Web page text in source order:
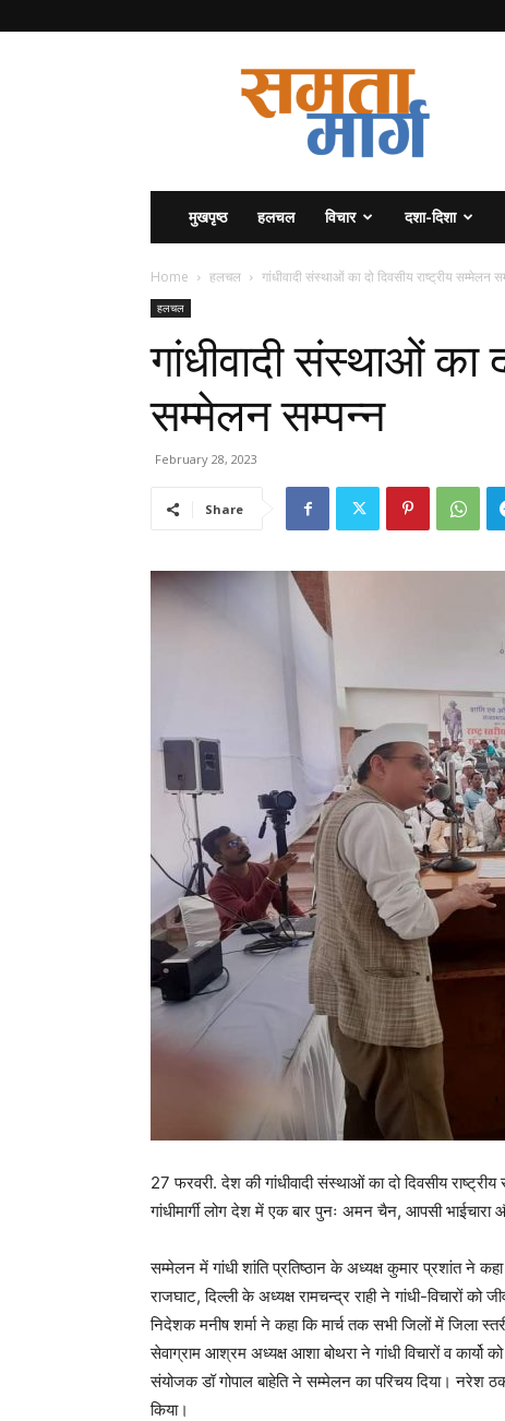
मुखपृष्ठ हलचल विचार दशा-दिशा
Home हलचल गांधीवादी संस्थाओं का दो दिवसीय राष्ट्रीय सम्मेलन
हलचल
गांधीवादी संस्थाओं का
सम्मेलन सम्पन्न
February 28, 2023
Share
27 फरवरी. देश की गांधीवादी संस्थाओं का दो दिवसीय
गांधीमार्गी लोग देश में एक बार पुनः अमन चैन, आपसी
सम्मेलन में गांधी शांति प्रतिष्ठान के अध्यक्ष कुमार प्रशांत ने
राजघाट, दिल्ली के अध्यक्ष रामचन्द्र राही ने गांधी-विचारों
निदेशक मनीष शर्मा ने कहा कि मार्च तक सभी जिलों में जिला
सेवाग्राम आश्रम अध्यक्ष आशा बोथरा ने गांधी विचारों व
संयोजक डॉ गोपाल बाहेति ने सम्मेलन का परिचय दिया। नरेश
किया।